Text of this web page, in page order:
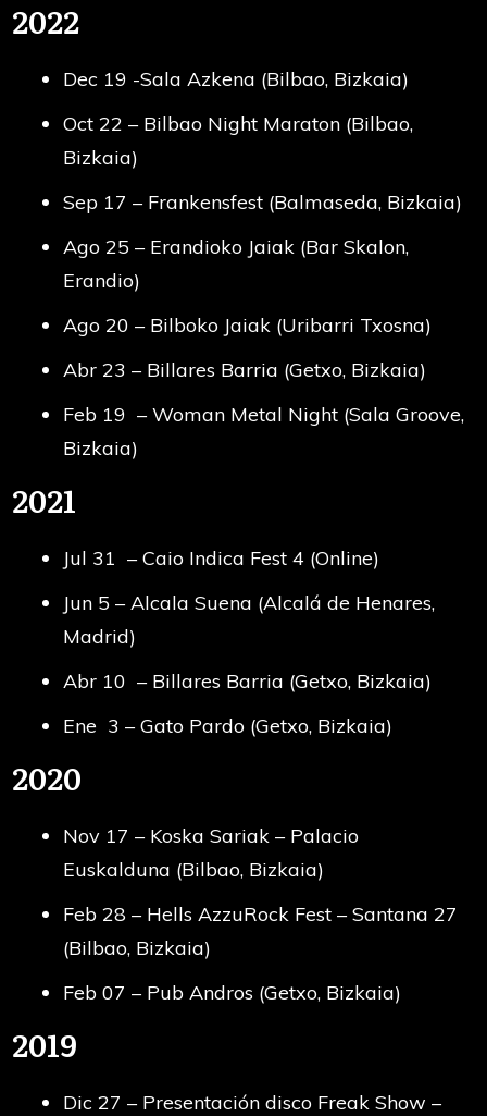
2022
Dec 19 -Sala Azkena (Bilbao, Bizkaia)
Oct 22 – Bilbao Night Maraton (Bilbao,
Bizkaia)
Sep 17 – Frankensfest (Balmaseda, Bizkaia)
Ago 25 – Erandioko Jaiak (Bar Skalon,
Erandio)
Ago 20 – Bilboko Jaiak (Uribarri Txosna)
Abr 23 – Billares Barria (Getxo, Bizkaia)
Feb 19 – Woman Metal Night (Sala Groove,
Bizkaia)
2021
Jul 31 – Caio Indica Fest 4 (Online)
Jun 5 – Alcala Suena (Alcalá de Henares,
Madrid)
Abr 10 – Billares Barria (Getxo, Bizkaia)
Ene 3 – Gato Pardo (Getxo, Bizkaia)
2020
Nov 17 – Koska Sariak – Palacio
Euskalduna (Bilbao, Bizkaia)
Feb 28 – Hells AzzuRock Fest – Santana 27
(Bilbao, Bizkaia)
Feb 07 – Pub Andros (Getxo, Bizkaia)
2019
Dic 27 – Presentación disco Freak Show –